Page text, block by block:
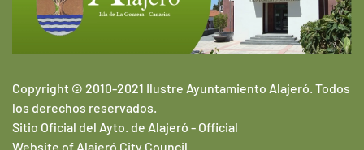
Copyright © 2010-2021 Ilustre Ayuntamiento Alajeró. Todos
los derechos reservados.
Sitio Oficial del Ayto. de Alajeró - Official
Website of Alajeró City Council